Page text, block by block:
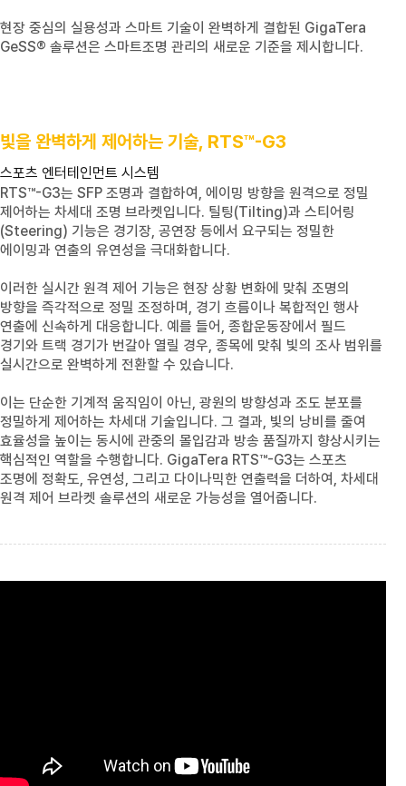
현장 중심의 실용성과 스마트 기술이 완벽하게 결합된 GigaTera
GeSS® 솔루션은 스마트조명 관리의 새로운 기준을 제시합니다.
빛을 완벽하게 제어하는 기술, RTS™-G3
스포츠 엔터테인먼트 시스템
RTS™-G3는 SFP 조명과 결합하여, 에이밍 방향을 원격으로 정밀
제어하는 차세대 조명 브라켓입니다. 틸팅(Tilting)과 스티어링
(Steering) 기능은 경기장, 공연장 등에서 요구되는 정밀한
에이밍과 연출의 유연성을 극대화합니다.
이러한 실시간 원격 제어 기능은 현장 상황 변화에 맞춰 조명의
방향을 즉각적으로 정밀 조정하며, 경기 흐름이나 복합적인 행사
연출에 신속하게 대응합니다. 예를 들어, 종합운동장에서 필드
경기와 트랙 경기가 번갈아 열릴 경우, 종목에 맞춰 빛의 조사 범위를
실시간으로 완벽하게 전환할 수 있습니다.
이는 단순한 기계적 움직임이 아닌, 광원의 방향성과 조도 분포를
정밀하게 제어하는 차세대 기술입니다. 그 결과, 빛의 낭비를 줄여
효율성을 높이는 동시에 관중의 몰입감과 방송 품질까지 향상시키는
핵심적인 역할을 수행합니다. GigaTera RTS™-G3는 스포츠
조명에 정확도, 유연성, 그리고 다이나믹한 연출력을 더하여, 차세대
원격 제어 브라켓 솔루션의 새로운 가능성을 열어줍니다.